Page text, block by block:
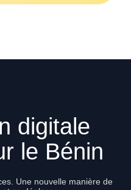
digitale
le Bénin
Une nouvelle manière de